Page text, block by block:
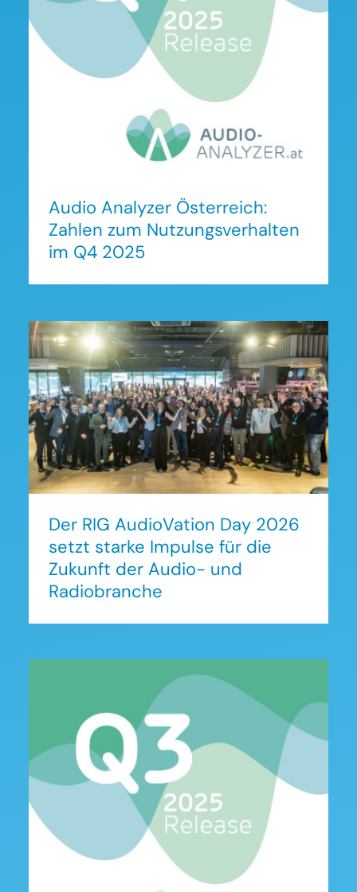
Audio Analyzer Österreich:
Zahlen zum
Nutzungsverhalten im Q4
2025
Audio Analyzer Österreich:
Zahlen zum Nutzungsverhalten
im Q4 2025
Der RIG AudioVation Day
2026 setzt starke Impulse für
die Zukunft der Audio- und
Radiobranche
Der RIG AudioVation Day 2026
setzt starke Impulse für die
Zukunft der Audio- und
Radiobranche
Audio Analyzer Österreich:
Zahlen zum
Nutzungsverhalten im Q3
2025